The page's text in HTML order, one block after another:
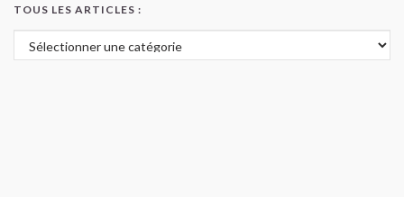
TOUS LES ARTICLES :
Tous les articles :